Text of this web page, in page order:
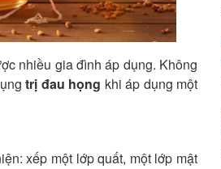
nhiều gia đình áp dụng. Không
trị đau họng khi áp dụng một
xếp một lớp quất, một lớp mật